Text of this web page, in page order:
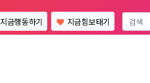
지금행동하기 지금힘보태기